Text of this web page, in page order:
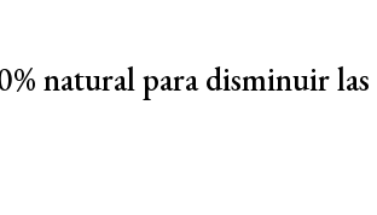
natural para disminuir las